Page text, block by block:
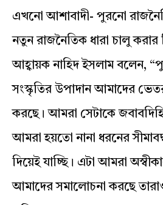
এখনো আশাবাদী- পুরনো
নতুন রাজনৈতিক ধারা চালু করার
আহ্বায়ক নাহিদ ইসলাম বলেন,
সংস্কৃতির উপাদান আমাদের
করছে। আমরা সেটাকে
আমরা হয়তো নানা ধরনের
দিয়েই যাচ্ছি। এটা আমরা
আমাদের সমালোচনা করছে